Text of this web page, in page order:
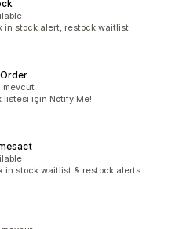
in stock alert, restock waitlist
mevcut
listesi için Notify Me!
in stock waitlist & restock alerts